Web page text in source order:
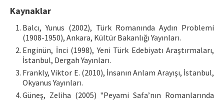
Kaynaklar
Balcı, Yunus (2002), Türk Romanında Aydın Problemi
(1908-1950), Ankara, Kültür Bakanlığı Yayınları.
Enginün, İnci (1998), Yeni Türk Edebiyatı Araştırmaları,
İstanbul, Dergah Yayınları.
Frankly, Viktor E. (2010), İnsanın Anlam Arayışı, İstanbul,
Okyanus Yayınları.
Güneş, Zeliha (2005) "Peyami Safa’nın Romanlarında